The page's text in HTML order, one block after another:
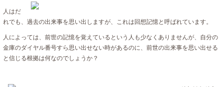
人はだ
れでも、過去の出来事を思い出しますが、これは回想記憶と呼ばれています。
人によっては、前世の記憶を覚えているという人も少なくありませんが、自分の
金庫のダイヤル番号すら思い出せない時があるのに、前世の出来事を思い出せる
と信じる根拠は何なのでしょうか？